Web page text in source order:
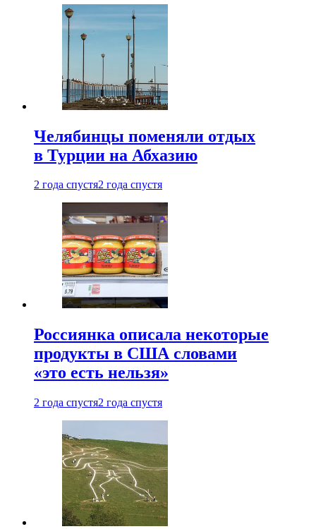
Челябинцы поменяли отдых
в Турции на Абхазию
2 года спустя2 года спустя
Россиянка описала некоторые
продукты в США словами
«это есть нельзя»
2 года спустя2 года спустя